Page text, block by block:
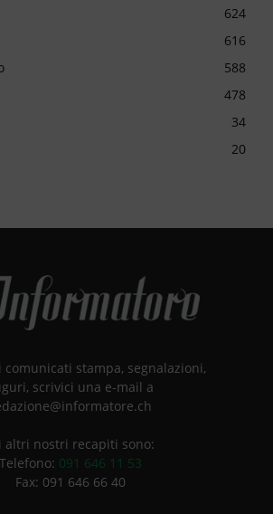
624
616
588
478
34
20
comunicati stampa, segnalazioni,
scrivici una e-mail a
altri nostri recapiti sono:
Telefono: 091 646 11 53
Fax: 091 646 66 40